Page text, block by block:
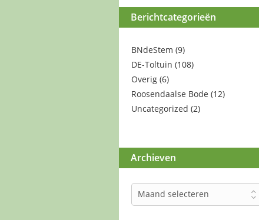
Berichtcategorieën
BNdeStem (9)
DE-Toltuin (108)
Overig (6)
Roosendaalse Bode (12)
Uncategorized (2)
Archieven
Archieven
Maand selecteren